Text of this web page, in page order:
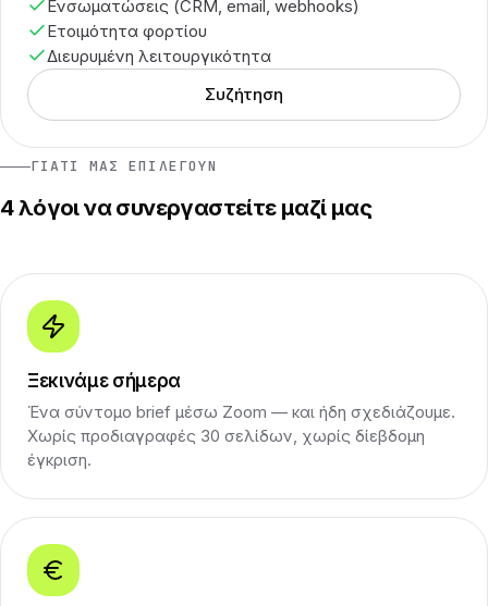
Ενσωματώσεις (CRM, email, webhooks)
Ετοιμότητα φορτίου
Διευρυμένη λειτουργικότητα
Συζήτηση
ΓΙΑΤΊ ΜΑΣ ΕΠΙΛΈΓΟΥΝ
4 λόγοι να συνεργαστείτε μαζί μας
Ξεκινάμε σήμερα
Ένα σύντομο brief μέσω Zoom — και ήδη σχεδιάζουμε.
Χωρίς προδιαγραφές 30 σελίδων, χωρίς δίεβδομη
έγκριση.